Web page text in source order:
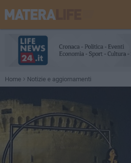
Home Notizie e aggiornamenti